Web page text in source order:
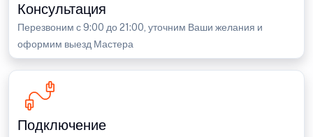
Консультация
Перезвоним с 9:00 до 21:00, уточним Ваши желания и
оформим выезд Мастера
Подключение